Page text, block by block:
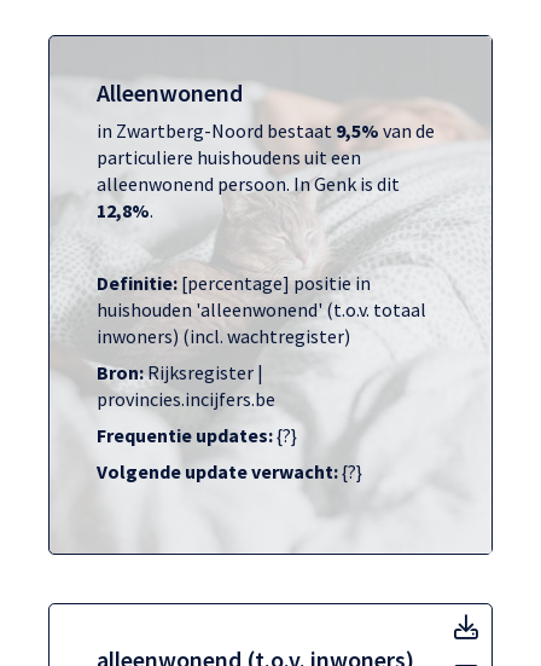
Alleenwonend
in Zwartberg-Noord bestaat 9,5% van de
particuliere huishoudens uit een
alleenwonend persoon. In Genk is dit
12,8%.
Definitie: [percentage] positie in
huishouden 'alleenwonend' (t.o.v. totaal
inwoners) (incl. wachtregister)
Bron:Rijksregister |
provincies.incijfers.be
Frequentie updates:{?}
Volgende update verwacht:{?}
alleenwonend (t.o.v. inwoners)